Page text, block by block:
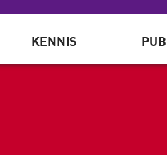
naar de inhoud gaan
KENNIS